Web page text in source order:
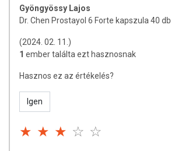
Gyöngyössy Lajos
Dr. Chen Prostayol 6 Forte kapszula 40 db
(2024. 02. 11.)
1 ember találta ezt hasznosnak
Hasznos ez az értékelés?
Igen